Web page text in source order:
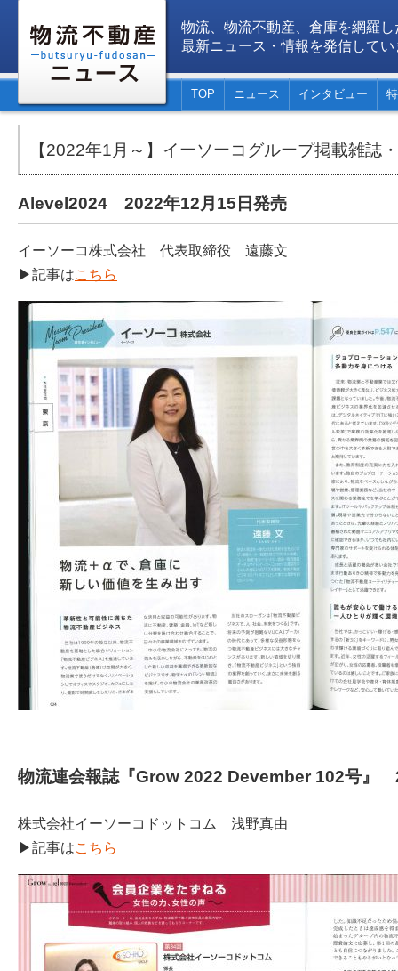
物流、物流不動産、倉庫を網羅し
最新ニュース・情報を発信してい
TOP ニュース インタビュー
【2022年1月～】イーソーコグループ掲載雑誌
Alevel2024 2022年12月15日発売
イーソーコ株式会社 代表取締役 遠藤文
▶記事はこちら
物流連会報誌『Grow 2022 Devember 102号』
株式会社イーソーコドットコム 浅野真由
▶記事はこちら